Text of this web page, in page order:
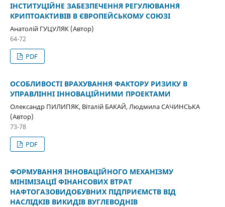
ІНСТИТУЦІЙНЕ ЗАБЕЗПЕЧЕННЯ РЕГУЛЮВАННЯ
КРИПТОАКТИВІВ В ЄВРОПЕЙСЬКОМУ СОЮЗІ
Анатолій ГУЦУЛЯК (Автор)
64-72
PDF
ОСОБЛИВОСТІ ВРАХУВАННЯ ФАКТОРУ РИЗИКУ В
УПРАВЛІННІ ІННОВАЦІЙНИМИ ПРОЕКТАМИ
Олександр ПИЛИПЯК, Віталій БАКАЙ, Людмила САЧИНСЬКА
(Автор)
73-78
PDF
ФОРМУВАННЯ ІННОВАЦІЙНОГО МЕХАНІЗМУ
МІНІМІЗАЦІЇ ФІНАНСОВИХ ВТРАТ
НАФТОГАЗОВИДОБУВНИХ ПІДПРИЄМСТВ ВІД
НАСЛІДКІВ ВИКИДІВ ВУГЛЕВОДНІВ